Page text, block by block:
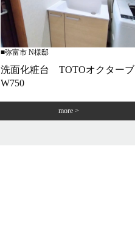
弥富市 N様邸
洗面化粧台 TOTOオクターブ
W750
more